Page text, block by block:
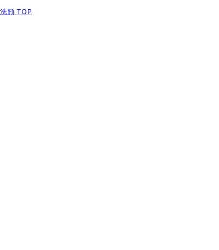
洗顔 TOP